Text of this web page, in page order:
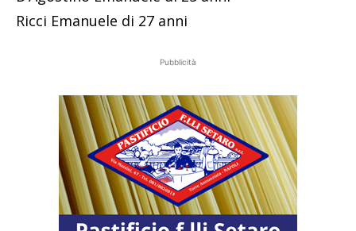
Ricci Emanuele di 27 anni
Pubblicità